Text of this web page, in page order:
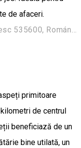
de afaceri.
Strada Beclean 194, Odorheiu Secuiesc 535600, Románia
primitoare
de centrul
beneficiază de un
bine utilată, un